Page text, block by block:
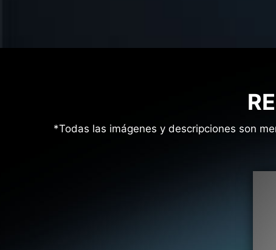
*Todas las imágenes y descripciones son